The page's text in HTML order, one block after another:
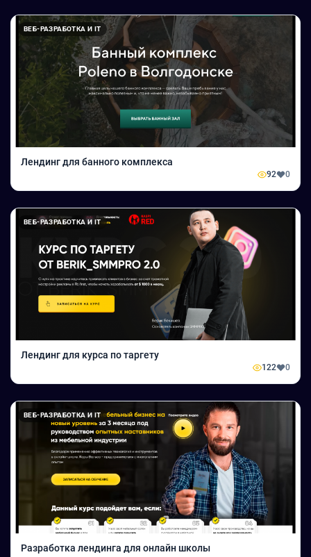
ВЕБ-РАЗРАБОТКА И IT
Лендинг для банного комплекса
92 0
ВЕБ-РАЗРАБОТКА И IT
Лендинг для курса по таргету
122 0
ВЕБ-РАЗРАБОТКА И IT
Разработка лендинга для онлайн школы